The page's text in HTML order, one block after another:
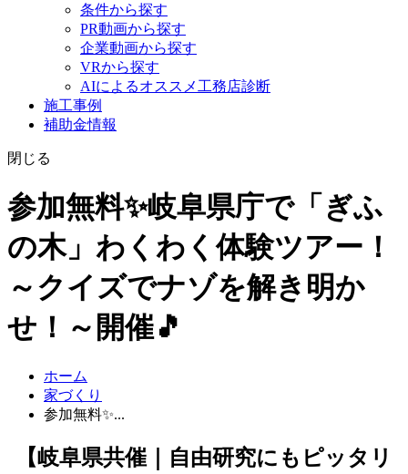
条件から探す
PR動画から探す
企業動画から探す
VRから探す
AIによるオススメ工務店診断
施工事例
補助金情報
閉じる
参加無料✨岐阜県庁で「ぎふ
の木」わくわく体験ツアー！
～クイズでナゾを解き明か
せ！～開催🎵
ホーム
家づくり
参加無料✨...
【岐阜県共催｜自由研究にもピッタリ